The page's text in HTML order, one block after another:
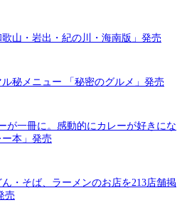
歌山・岩出・紀の川・海南版」発売
秘メニュー 「秘密のグルメ」発売
が一冊に。感動的にカレーが好きにな
本」発売
・そば、ラーメンのお店を213店舗掲
売